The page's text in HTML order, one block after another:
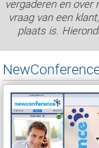
vergaderen en over
vraag van een
plaats is.